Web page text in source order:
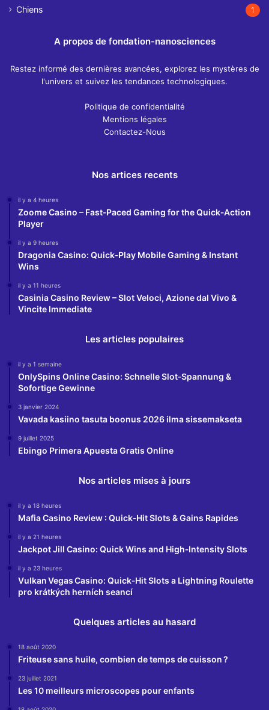
Chiens 1
A propos de fondation-nanosciences
Restez informé des dernières avancées, explorez les mystères de
l'univers et suivez les tendances technologiques.
Politique de confidentialité
Mentions légales
Contactez-Nous
Nos artices recents
il y a 4 heures
Zoome Casino – Fast‑Paced Gaming for the Quick‑Action
Player
il y a 9 heures
Dragonia Casino: Quick‑Play Mobile Gaming & Instant
Wins
il y a 11 heures
Casinia Casino Review – Slot Veloci, Azione dal Vivo &
Vincite Immediate
Les articles populaires
il y a 1 semaine
OnlySpins Online Casino: Schnelle Slot‑Spannung &
Sofortige Gewinne
3 janvier 2024
Vavada kasiino tasuta boonus 2026 ilma sissemakseta
9 juillet 2025
Ebingo Primera Apuesta Gratis Online
Nos articles mises à jours
il y a 18 heures
Mafia Casino Review : Quick‑Hit Slots & Gains Rapides
il y a 21 heures
Jackpot Jill Casino: Quick Wins and High‑Intensity Slots
il y a 23 heures
Vulkan Vegas Casino: Quick‑Hit Slots a Lightning Roulette
pro krátkých herních seancí
Quelques articles au hasard
18 août 2020
Friteuse sans huile, combien de temps de cuisson ?
23 juillet 2021
Les 10 meilleurs microscopes pour enfants